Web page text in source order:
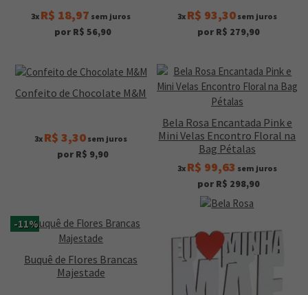
3x R$ 18,97 sem juros
por R$ 56,90
3x R$ 93,30sem juros
por R$ 279,90
Confeito de Chocolate M&M
3x R$ 3,30 sem juros
por R$ 9,90
Bela Rosa Encantada Pink e
Mini Velas Encontro Floral na
Bag Pétalas
3x R$ 99,63 sem juros
por R$ 298,90
-11%
Buquê de Flores Brancas
Majestade